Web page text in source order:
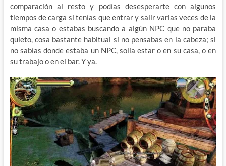
comparación al resto y podías desesperarte con algunos
tiempos de carga si tenías que entrar y salir varias veces de la
misma casa o estabas buscando a algún NPC que no paraba
quieto, cosa bastante habitual si no pensabas en la cabeza; si
no sabías donde estaba un NPC, solía estar o en su casa, o en
su trabajo o en el bar. Y ya.